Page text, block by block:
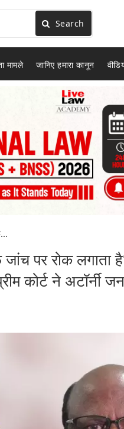
Search
मामले जानिए हमारा कानून
पर रोक लगाता
कोर्ट ने अटॉर्नी